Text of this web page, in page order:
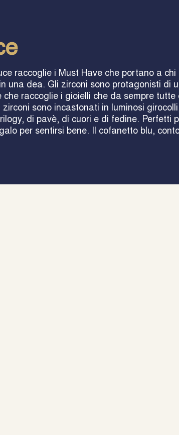
raccoglie i Must Have che portano a
una dea. Gli zirconi sono protagonisti di
raccoglie i gioielli che da sempre
sono incastonati in luminosi
di pavè, di cuori e di fedine. Perfetti
per sentirsi bene. Il cofanetto blu,